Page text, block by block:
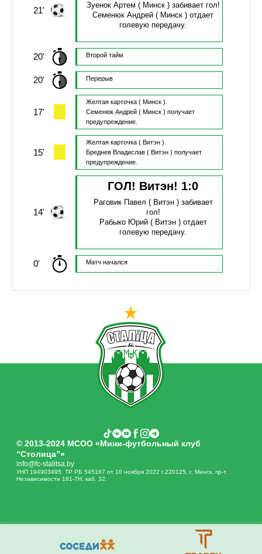
21'
Зуенок Артем ( Минск ) забивает гол!
Семенюк Андрей ( Минск )отдает
голевую передачу.
20' Второй тайм
20' Перерыв
17'
Желтая карточка ( Минск ).
Семенюк Андрей( Минск ) получает
предупреждение.
15'
Желтая карточка ( Витэн ).
Бреднев Владислав( Витэн ) получает
предупреждение.
14'
ГОЛ! Витэн! 1:0
Раговик Павел ( Витэн ) забивает
гол!
Рабыко Юрий( Витэн ) отдает
голевую передачу.
0' Матч начался
© 2013-2024 МСОО «Мини-футбольный клуб
“Столица”»
info@fc-stalitsa.by
УНП 194903495. ТР РБ 545167 от 10 ноября 2022 г.220125, г. Минск, пр-т.
Независимости 181-7Н, каб. 32.